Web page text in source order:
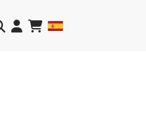
Identifícate